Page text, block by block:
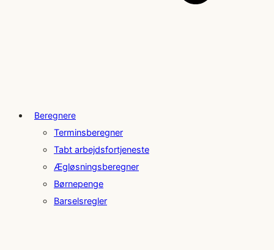
Beregnere
Terminsberegner
Tabt arbejdsfortjeneste
Ægløsningsberegner
Børnepenge
Barselsregler